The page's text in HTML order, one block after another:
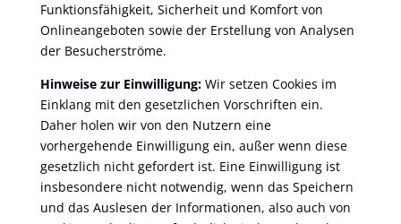
Funktionsfähigkeit, Sicherheit und Komfort von
Onlineangeboten sowie der Erstellung von Analysen
der Besucherströme.
Hinweise zur Einwilligung: Wir setzen Cookies im
Einklang mit den gesetzlichen Vorschriften ein.
Daher holen wir von den Nutzern eine
vorhergehende Einwilligung ein, außer wenn diese
gesetzlich nicht gefordert ist. Eine Einwilligung ist
insbesondere nicht notwendig, wenn das Speichern
und das Auslesen der Informationen, also auch von